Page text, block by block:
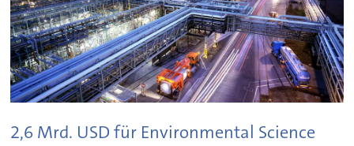
2,6 Mrd. USD für Environmental Science